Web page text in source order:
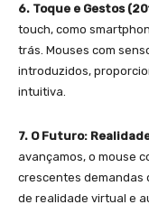
6. Toque e Gestos
touch, como
trás. Mouses com
introduzidos,
intuitiva.
7. O Futuro:
avançamos, o mouse
crescentes demandas
de realidade virtual e